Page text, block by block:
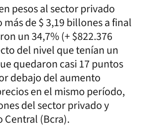
pesos al sector privado
de $ 3,19 billones a final
un 34,7% (+ $822.376
del nivel que tenían un
quedaron casi 17 puntos
debajo del aumento
en el mismo período,
del sector privado y
Central (Bcra).